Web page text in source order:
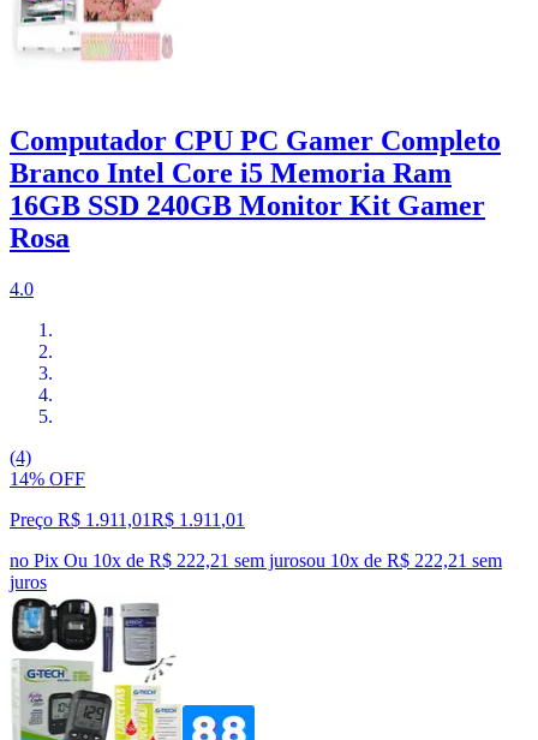
Computador CPU PC Gamer Completo
Branco Intel Core i5 Memoria Ram
16GB SSD 240GB Monitor Kit Gamer
Rosa
4.0
(4)
14% OFF
Preço R$ 1.911,01R$ 1.911 ,01
no Pix Ou 10x de R$ 222,21 sem jurosou 10x de R$ 222,21 sem
juros